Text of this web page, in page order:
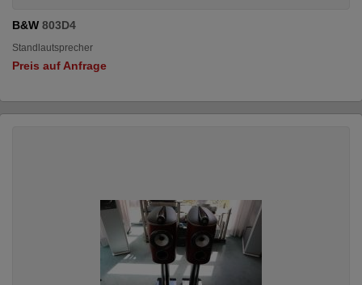
B&W 803D4
Standlautsprecher
Preis auf Anfrage